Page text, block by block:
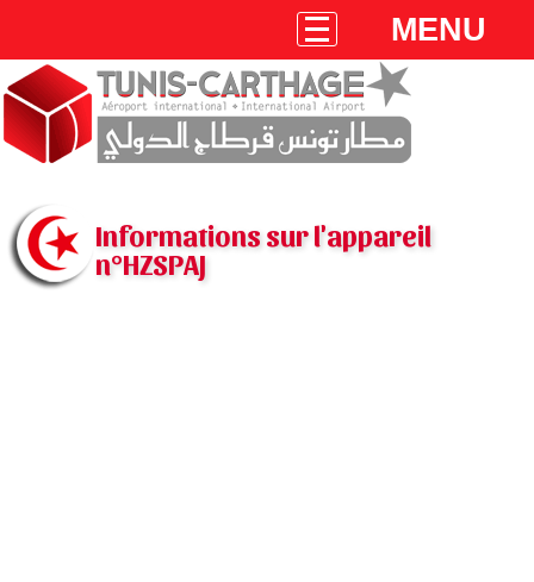
MENU
Informations sur l'appareil
n°HZSPAJ